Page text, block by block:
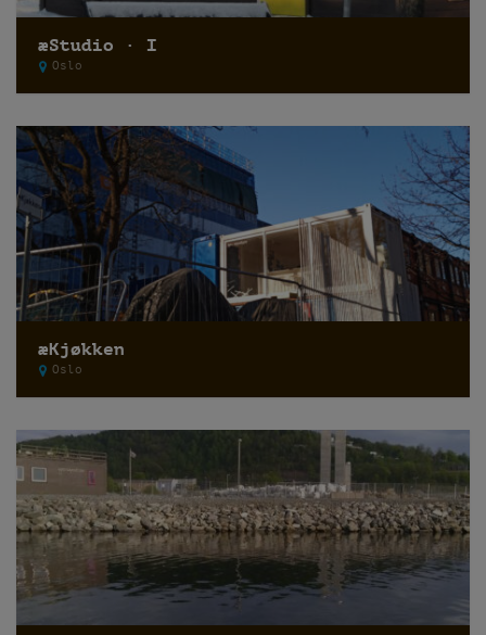
æStudio · I
Oslo
æKjøkken
Oslo